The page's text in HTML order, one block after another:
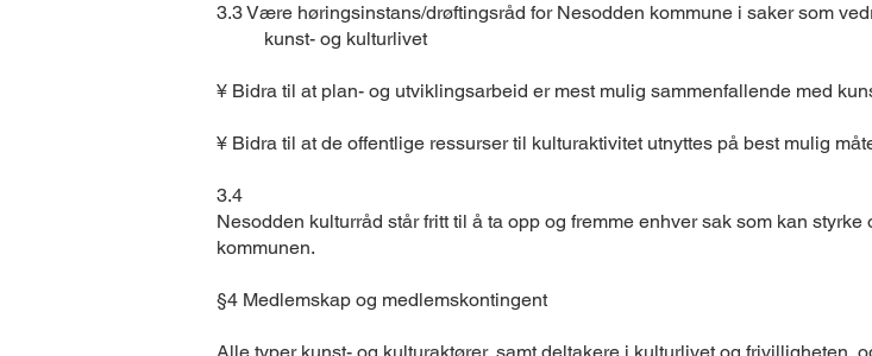
3.3 Være høringsinstans/drøftingsråd for Nesodden kommune i saker som
kunst- og kulturlivet
¥ Bidra til at plan- og utviklingsarbeid er mest mulig sammenfallende med
¥ Bidra til at de offentlige ressurser til kulturaktivitet utnyttes på best mulig
3.4
Nesodden kulturråd står fritt til å ta opp og fremme enhver sak som kan
kommunen.
§4 Medlemskap og medlemskontingent